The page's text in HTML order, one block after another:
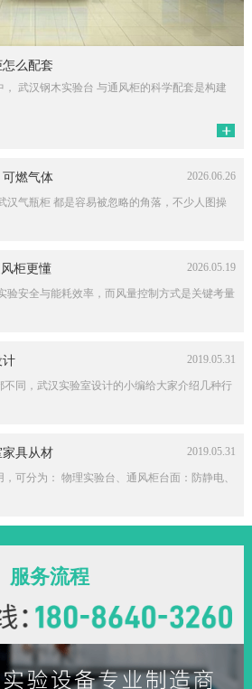
么配套
武汉钢木实验台 与通风柜的科学配套是构建
燃气体 2026.06.26
汉气瓶柜 都是容易被忽略的角落，不少人图操
柜更懂 2026.05.19
验安全与能耗效率，而风量控制方式是关键考量
计 2019.05.31
同，武汉实验室设计的小编给大家介绍几种行
具从材 2019.05.31
可分为： 物理实验台、通风柜台面：防静电、
服务流程